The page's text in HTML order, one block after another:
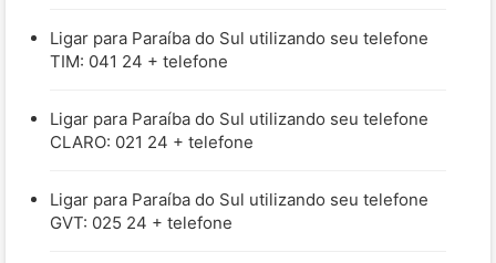
Ligar para Paraíba do Sul utilizando seu telefone
TIM: 041 24 + telefone
Ligar para Paraíba do Sul utilizando seu telefone
CLARO: 021 24 + telefone
Ligar para Paraíba do Sul utilizando seu telefone
GVT: 025 24 + telefone